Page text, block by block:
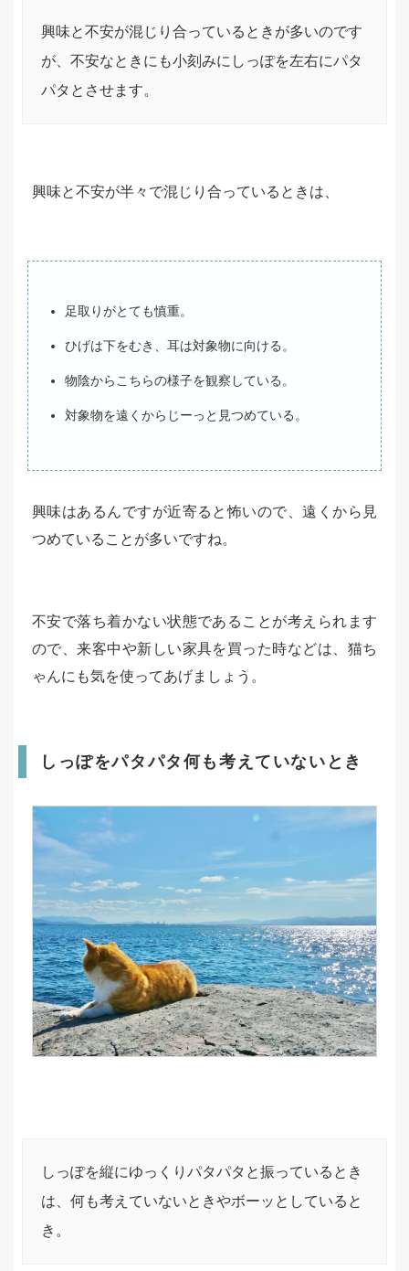
興味と不安が混じり合っているときが多いのです
が、不安なときにも小刻みにしっぽを左右にパタ
パタとさせます。
興味と不安が半々で混じり合っているときは、
足取りがとても慎重。
ひげは下をむき、耳は対象物に向ける。
物陰からこちらの様子を観察している。
対象物を遠くからじーっと見つめている。
興味はあるんですが近寄ると怖いので、遠くから見
つめていることが多いですね。
不安で落ち着かない状態であることが考えられます
ので、来客中や新しい家具を買った時などは、猫ち
ゃんにも気を使ってあげましょう。
しっぽをパタパタ何も考えていないとき
しっぽを縦にゆっくりパタパタと振っているとき
は、何も考えていないときやボーッとしていると
き。